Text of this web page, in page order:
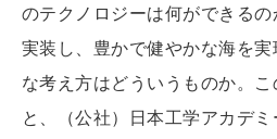
のテクノロジーは何ができる
実装し、豊かで健やかな海を
な考え方はどういうものか。
と、（公社）日本工学アカデ